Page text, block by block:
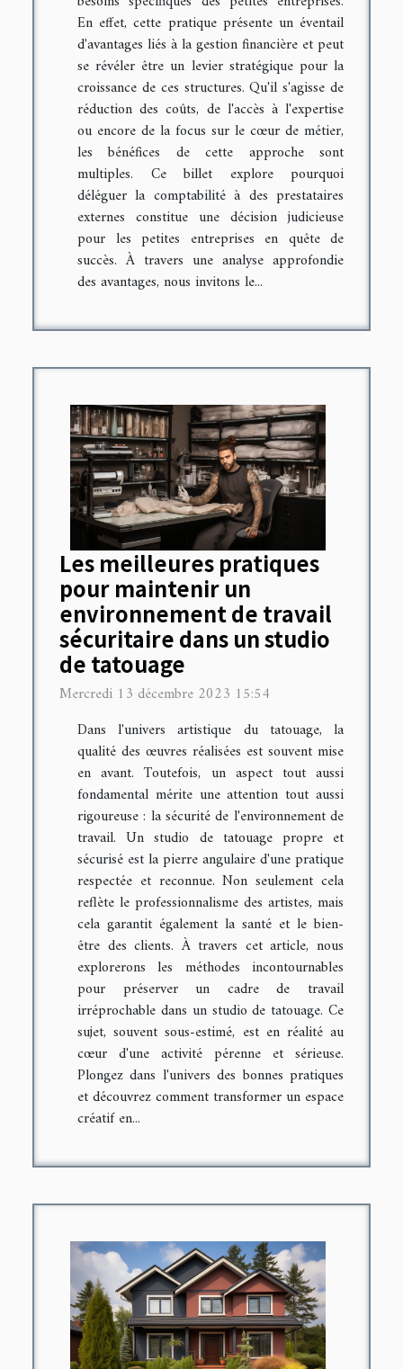
En effet, cette pratique présente un éventail
d'avantages liés à la gestion financière et peut
se révéler être un levier stratégique pour la
croissance de ces structures. Qu'il s'agisse de
réduction des coûts, de l'accès à l'expertise
ou encore de la focus sur le cœur de métier,
les bénéfices de cette approche sont
multiples. Ce billet explore pourquoi
déléguer la comptabilité à des prestataires
externes constitue une décision judicieuse
pour les petites entreprises en quête de
succès. À travers une analyse approfondie
des avantages, nous invitons le...
Les meilleures pratiques
pour maintenir un
environnement de travail
sécuritaire dans un studio
de tatouage
Mercredi 13 décembre 2023 15:54
Dans l'univers artistique du tatouage, la
qualité des œuvres réalisées est souvent mise
en avant. Toutefois, un aspect tout aussi
fondamental mérite une attention tout aussi
rigoureuse : la sécurité de l'environnement de
travail. Un studio de tatouage propre et
sécurisé est la pierre angulaire d'une pratique
respectée et reconnue. Non seulement cela
reflète le professionnalisme des artistes, mais
cela garantit également la santé et le bien-
être des clients. À travers cet article, nous
explorerons les méthodes incontournables
pour préserver un cadre de travail
irréprochable dans un studio de tatouage. Ce
sujet, souvent sous-estimé, est en réalité au
cœur d'une activité pérenne et sérieuse.
Plongez dans l'univers des bonnes pratiques
et découvrez comment transformer un espace
créatif en...